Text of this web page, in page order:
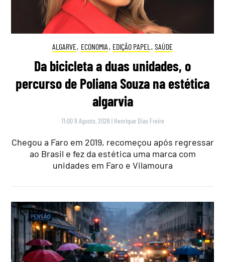
ALGARVE, ECONOMIA , EDIÇÃO PAPEL , SAÚDE
Da bicicleta a duas unidades, o
percurso de Poliana Souza na estética
algarvia
11:00 9 Agosto, 2026 | Henrique Dias Freire
Chegou a Faro em 2019, recomeçou após regressar
ao Brasil e fez da estética uma marca com
unidades em Faro e Vilamoura